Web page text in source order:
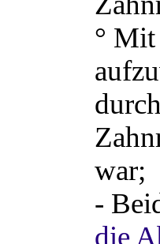
° Mit
war;
-
die